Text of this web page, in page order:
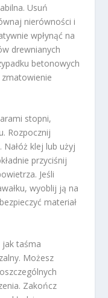
Usuń
nierówności i
wpłynąć na
drewnianych
betonowych
stopni,
Rozpocznij
klej lub użyj
przyciśnij
Jeśli
wyoblij ją na
materiał
jak taśma
Możesz
Zakończ